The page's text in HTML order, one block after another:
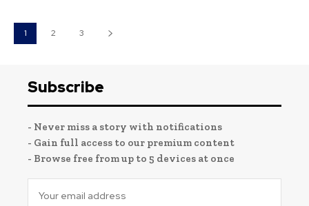
1 2 3
Subscribe
- Never miss a story with notifications
- Gain full access to our premium content
- Browse free from up to 5 devices at once